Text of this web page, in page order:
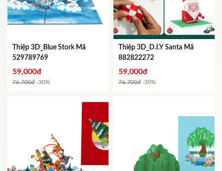
Thiệp 3D_Blue Stork Mã
529789769
59,000đ
76,700đ -30%
Thiệp 3D_D.I.Y Santa Mã
882822272
59,000đ
76,700đ -30%